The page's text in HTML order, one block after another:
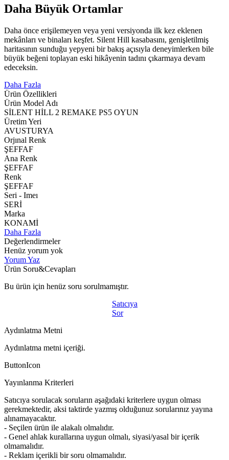
Daha Büyük Ortamlar
Daha önce erişilemeyen veya yeni versiyonda ilk kez eklenen
mekânları ve binaları keşfet. Silent Hill kasabasını, genişletilmiş
haritasının sunduğu yepyeni bir bakış açısıyla deneyimlerken bile
büyük beğeni toplayan eski hikâyenin tadını çıkarmaya devam
edeceksin.
Daha Fazla
Ürün Özellikleri
Ürün Model Adı
SİLENT HİLL 2 REMAKE PS5 OYUN
Üretim Yeri
AVUSTURYA
Orjınal Renk
ŞEFFAF
Ana Renk
ŞEFFAF
Renk
ŞEFFAF
Seri - Imeı
SERİ
Marka
KONAMİ
Daha Fazla
Değerlendirmeler
Henüz yorum yok
Yorum Yaz
Ürün Soru&Cevapları
Bu ürün için henüz soru sorulmamıştır.
Satıcıya
Sor
Aydınlatma Metni
Aydınlatma metni içeriği.
ButtonIcon
Yayınlanma Kriterleri
Satıcıya sorulacak soruların aşağıdaki kriterlere uygun olması
gerekmektedir, aksi taktirde yazmış olduğunuz sorularınız yayına
alınamayacaktır.
- Seçilen ürün ile alakalı olmalıdır.
- Genel ahlak kurallarına uygun olmalı, siyasi/yasal bir içerik
olmamalıdır.
- Reklam içerikli bir soru olmamalıdır.